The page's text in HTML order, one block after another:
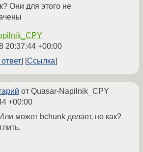
Они для этого не
20:37:44 +00:00
Ссылка
от Quasar-Napilnik_CPY
+00:00
может bchunk делает, но как?